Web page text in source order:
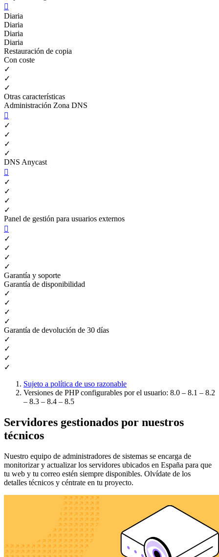

Diaria
Diaria
Diaria
Diaria
Restauración de copia
Con coste
✓
✓
✓
Otras características
Administración Zona DNS

✓
✓
✓
✓
DNS Anycast

✓
✓
✓
✓
Panel de gestión para usuarios externos

✓
✓
✓
✓
Garantía y soporte
Garantía de disponibilidad
✓
✓
✓
✓
Garantía de devolución de 30 días
✓
✓
✓
✓
Sujeto a política de uso razonable
Versiones de PHP configurables por el usuario: 8.0 – 8.1 – 8.2
– 8.3 – 8.4 – 8.5
Servidores gestionados por nuestros
técnicos
Nuestro equipo de administradores de sistemas se encarga de
monitorizar y actualizar los servidores ubicados en España para que
tu web y tu correo estén siempre disponibles. Olvídate de los
detalles técnicos y céntrate en tu proyecto.